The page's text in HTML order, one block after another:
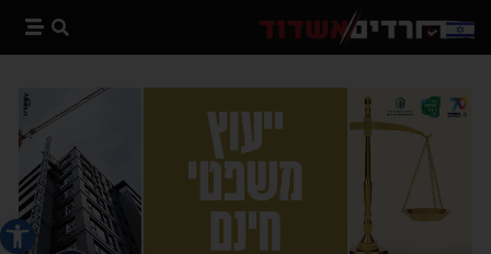
פתח